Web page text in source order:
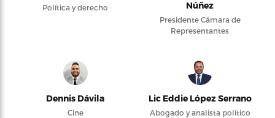
Política y derecho
Núñez
Presidente Cámara de
Representantes
Dennis Dávila
Cine
Lic Eddie López Serrano
Abogado y analista político